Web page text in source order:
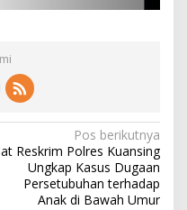
Pos berikutnya
Reskrim Polres Kuansing
Ungkap Kasus Dugaan
Persetubuhan terhadap
Anak di Bawah Umur